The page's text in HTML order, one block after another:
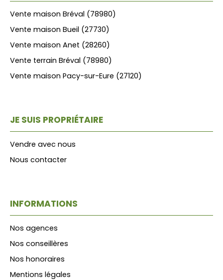
Vente maison Bréval (78980)
Vente maison Bueil (27730)
Vente maison Anet (28260)
Vente terrain Bréval (78980)
Vente maison Pacy-sur-Eure (27120)
JE SUIS PROPRIÉTAIRE
Vendre avec nous
Nous contacter
INFORMATIONS
Nos agences
Nos conseillères
Nos honoraires
Mentions légales